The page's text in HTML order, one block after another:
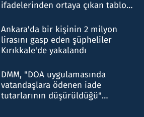
ifadelerinden ortaya çıkan tablo
Ankara'da bir kişinin 2 milyon
lirasını gasp eden şüpheliler
Kırıkkale'de yakalandı
DMM, "DOA uygulamasında
vatandaşlara ödenen iade
tutarlarının düşürüldüğü"